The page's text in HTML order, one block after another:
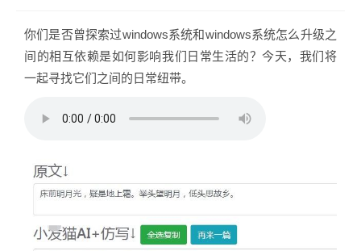
你们是否曾探索过windows系统和windows系统怎么升级之
间的相互依赖是如何影响我们日常生活的？今天，我们将
一起寻找它们之间的日常纽带。